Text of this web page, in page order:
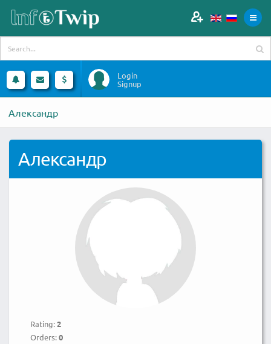
Login
Signup
Александр
Александр
Rating:2
Orders:0